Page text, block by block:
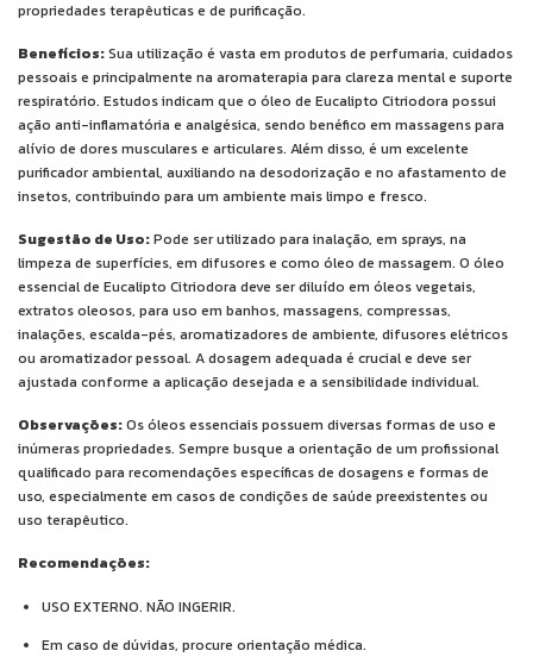
propriedades terapêuticas e de purificação.
Benefícios:Sua utilização é vasta em produtos de perfumaria, cuidados
pessoais e principalmente na aromaterapia para clareza mental e suporte
respiratório. Estudos indicam que o óleo de Eucalipto Citriodora possui
ação anti-inflamatória e analgésica, sendo benéfico em massagens para
alívio de dores musculares e articulares. Além disso, é um excelente
purificador ambiental, auxiliando na desodorização e no afastamento de
insetos, contribuindo para um ambiente mais limpo e fresco.
Sugestão de Uso:Pode ser utilizado para inalação, em sprays, na
limpeza de superfícies, em difusores e como óleo de massagem. O óleo
essencial de Eucalipto Citriodora deve ser diluído em óleos vegetais,
extratos oleosos, para uso em banhos, massagens, compressas,
inalações, escalda-pés, aromatizadores de ambiente, difusores elétricos
ou aromatizador pessoal. A dosagem adequada é crucial e deve ser
ajustada conforme a aplicação desejada e a sensibilidade individual.
Observações:Os óleos essenciais possuem diversas formas de uso e
inúmeras propriedades. Sempre busque a orientação de um profissional
qualificado para recomendações específicas de dosagens e formas de
uso, especialmente em casos de condições de saúde preexistentes ou
uso terapêutico.
Recomendações:
USO EXTERNO. NÃO INGERIR.
Em caso de dúvidas, procure orientação médica.